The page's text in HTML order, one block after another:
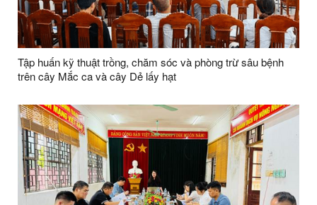
Tập huấn kỹ thuật trồng, chăm sóc và phòng trừ sâu bệnh
trên cây Mắc ca và cây Dẻ lấy hạt